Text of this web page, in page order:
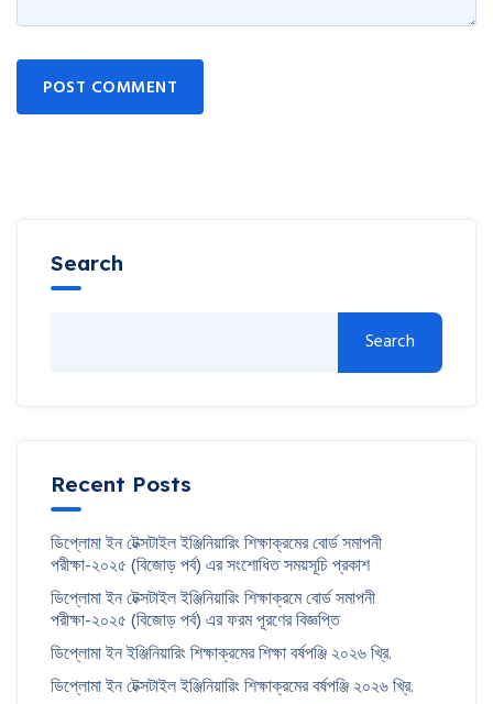
POST COMMENT
Search
Search
Recent Posts
ডিপ্লোমা ইন টেক্সটাইল ইঞ্জিনিয়ারিং শিক্ষাক্রমের বোর্ড সমাপনী
পরীক্ষা-২০২৫ (বিজোড় পর্ব) এর সংশোধিত সময়সূচি প্রকাশ
ডিপ্লোমা ইন টেক্সটাইল ইঞ্জিনিয়ারিং শিক্ষাক্রমে বোর্ড সমাপনী
পরীক্ষা-২০২৫ (বিজোড় পর্ব) এর ফরম পূরণের বিজ্ঞপ্তি
ডিপ্লোমা ইন ইঞ্জিনিয়ারিং শিক্ষাক্রমের শিক্ষা বর্ষপঞ্জি ২০২৬ খ্রি.
ডিপ্লোমা ইন টেক্সটাইল ইঞ্জিনিয়ারিং শিক্ষাক্রমের বর্ষপঞ্জি ২০২৬ খ্রি.